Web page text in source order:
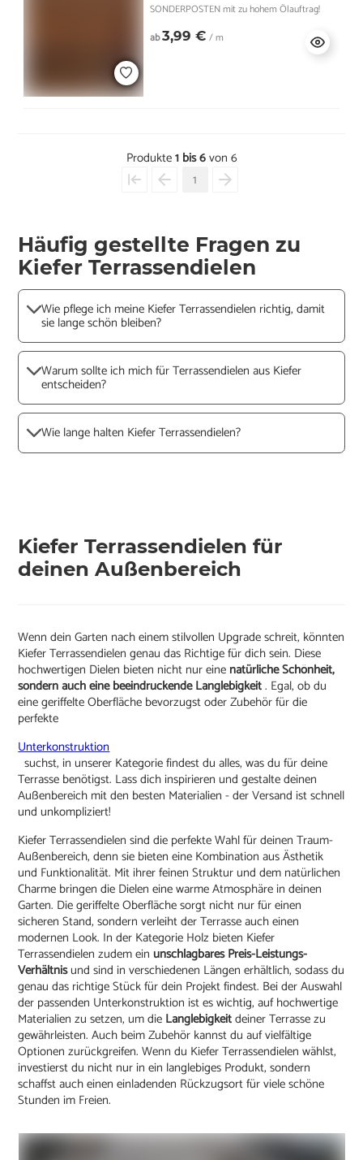
SONDERPOSTEN mit zu hohem Ölauftrag!
ab3,99 € / m
Produkte1 bis 6von 6
1
Häufig gestellte Fragen zu
Kiefer Terrassendielen
Wie pflege ich meine Kiefer Terrassendielen richtig, damit
sie lange schön bleiben?
Warum sollte ich mich für Terrassendielen aus Kiefer
entscheiden?
Wie lange halten Kiefer Terrassendielen?
Kiefer Terrassendielen für
deinen Außenbereich
Wenn dein Garten nach einem stilvollen Upgrade schreit, könnten
Kiefer Terrassendielen genau das Richtige für dich sein. Diese
hochwertigen Dielen bieten nicht nur eine natürliche Schönheit,
sondern auch eine beeindruckende Langlebigkeit. Egal, ob du
eine geriffelte Oberfläche bevorzugst oder Zubehör für die
perfekte
Unterkonstruktion
suchst, in unserer Kategorie findest du alles, was du für deine
Terrasse benötigst. Lass dich inspirieren und gestalte deinen
Außenbereich mit den besten Materialien - der Versand ist schnell
und unkompliziert!
Kiefer Terrassendielen sind die perfekte Wahl für deinen Traum-
Außenbereich, denn sie bieten eine Kombination aus Ästhetik
und Funktionalität. Mit ihrer feinen Struktur und dem natürlichen
Charme bringen die Dielen eine warme Atmosphäre in deinen
Garten. Die geriffelte Oberfläche sorgt nicht nur für einen
sicheren Stand, sondern verleiht der Terrasse auch einen
modernen Look. In der Kategorie Holz bieten Kiefer
Terrassendielen zudem ein unschlagbares Preis-Leistungs-
Verhältnisund sind in verschiedenen Längen erhältlich, sodass du
genau das richtige Stück für dein Projekt findest. Bei der Auswahl
der passenden Unterkonstruktion ist es wichtig, auf hochwertige
Materialien zu setzen, um die Langlebigkeitdeiner Terrasse zu
gewährleisten. Auch beim Zubehör kannst du auf vielfältige
Optionen zurückgreifen. Wenn du Kiefer Terrassendielen wählst,
investierst du nicht nur in ein langlebiges Produkt, sondern
schaffst auch einen einladenden Rückzugsort für viele schöne
Stunden im Freien.